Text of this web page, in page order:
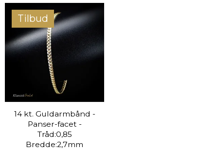
Tilbud
14 kt. Guldarmbånd -
Panser-facet -
Tråd:0,85
Bredde:2,7mm